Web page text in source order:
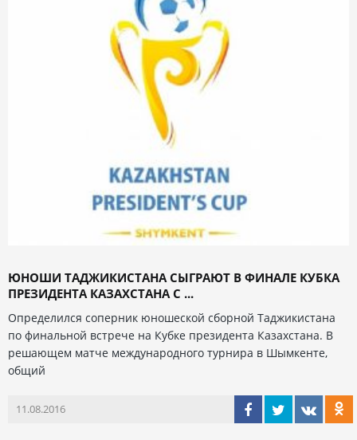
ЮНОШИ ТАДЖИКИСТАНА СЫГРАЮТ В ФИНАЛЕ КУБКА
ПРЕЗИДЕНТА КАЗАХСТАНА С ...
Определился соперник юношеской сборной Таджикистана
по финальной встрече на Кубке президента Казахстана. В
решающем матче международного турнира в Шымкенте,
общий
11.08.2016